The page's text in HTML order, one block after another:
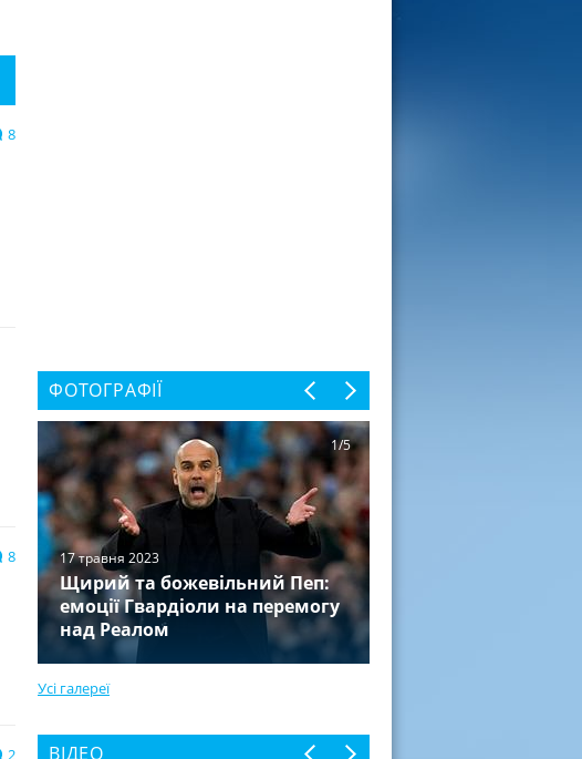
8
8
2
ФОТОГРАФІЇ
17 травня 2023
Щирий та божевільний Пеп:
емоції Гвардіоли на перемогу
над Реалом
1/5
Усі галереї
ВІДЕО